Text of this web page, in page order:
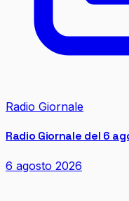
Radio Giornale
Radio Giornale del 6
6 agosto 2026